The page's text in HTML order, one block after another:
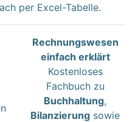
per Excel-Tabelle.
Rechnungswesen
einfach erklärt
Kostenloses
Fachbuch zu
Buchhaltung,
Bilanzierung sowie